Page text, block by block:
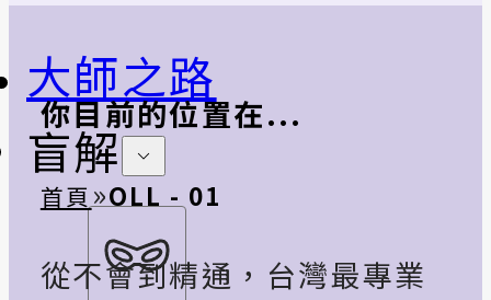
大師之路
盲解
你目前的位置在...
首頁 »OLL - 01
從不會到精通，台灣最專業